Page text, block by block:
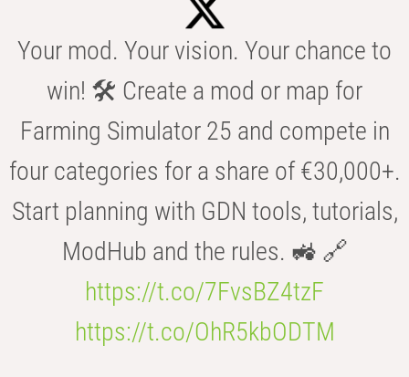
Your mod. Your vision. Your chance to
win! 🛠️ Create a mod or map for
Farming Simulator 25 and compete in
four categories for a share of €30,000+.
Start planning with GDN tools, tutorials,
ModHub and the rules. 🚜 🔗
https://t.co/7FvsBZ4tzF
https://t.co/OhR5kbODTM